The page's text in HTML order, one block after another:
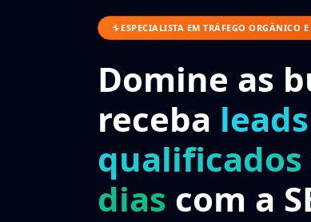
ESPECIALISTA EM TRÁFEGO ORGÂNICO
Domine as
receba leads
qualificados
dias com a